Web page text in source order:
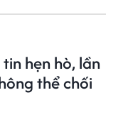
hẹn hò, lần
thể chối